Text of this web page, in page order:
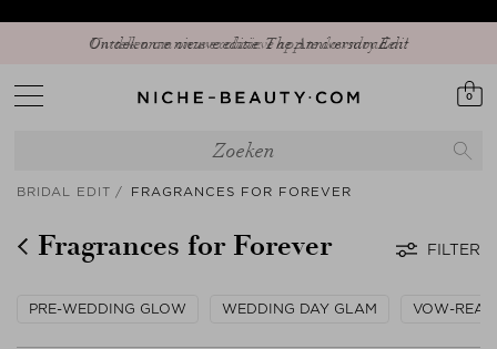
Ontdek onze nieuwe editie: The Anniversary Edit
0
BRIDAL EDIT FRAGRANCES FOR FOREVER
Fragrances for Forever FILTER
PRE-WEDDING GLOW WEDDING DAY GLAM VOW-